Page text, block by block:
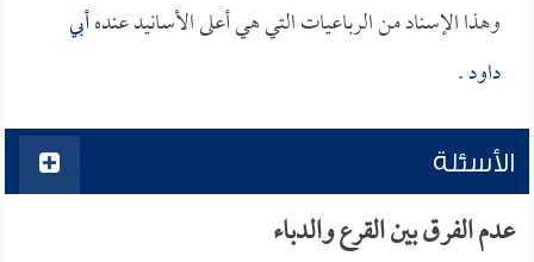
وهذا الإسناد من الرباعيات التي هي أعلى الأسانيد عندهأبي
داود.
الأسئلة
عدم الفرق بين القرع والدباء